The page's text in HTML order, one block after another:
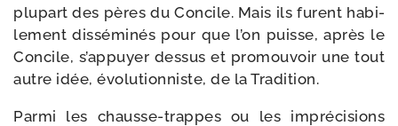
plu­part des pères du Concile. Mais ils furent habi­
le­ment dis­sé­mi­nés pour que l’on puisse, après le
Concile, s’ap­puyer des­sus et pro­mou­voir une tout
autre idée, évo­lu­tion­niste, de la Tradition.
Parmi les chausse-​trappes ou les impré­ci­sions